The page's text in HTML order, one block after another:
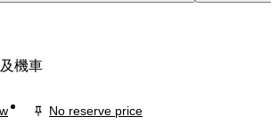
機車
No reserve price